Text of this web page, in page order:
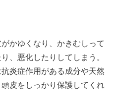
かゆくなり、かきむしって
、悪化したりしてしまう。
炎症作用がある成分や天然
皮をしっかり保護してくれ